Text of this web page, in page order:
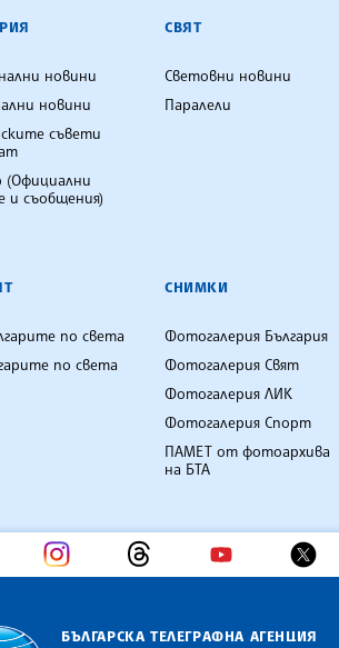
ТЕЛЕГРАФНА
новини
новини
съвети
(Официални
и съобщения)
СВЯТ
Световни новини
Паралели
по света
по света
СНИМКИ
Фотогалерия България
Фотогалерия Свят
Фотогалерия ЛИК
Фотогалерия Спорт
ПАМЕТ от фотоархива
на БТА
БЪЛГАРСКА ТЕЛЕГРАФНА АГЕНЦИЯ